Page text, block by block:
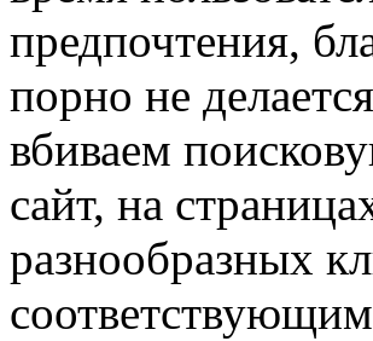
предпочтения,
порно не
вбиваем
сайт, на
разнообразных